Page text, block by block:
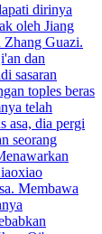
dirinya
oleh Jiang
Zhang Guazi.
dan
sasaran
toples beras
telah
asa, dia pergi
seorang
Membawa